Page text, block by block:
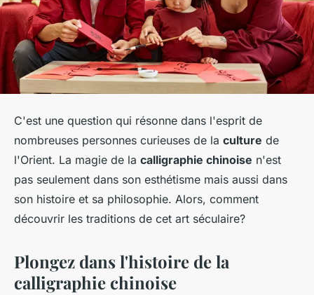
C'est une question qui résonne dans l'esprit de
nombreuses personnes curieuses de la culture de
l'Orient. La magie de la calligraphie chinoise n'est
pas seulement dans son esthétisme mais aussi dans
son histoire et sa philosophie. Alors, comment
découvrir les traditions de cet art séculaire?
Plongez dans l'histoire de la
calligraphie chinoise